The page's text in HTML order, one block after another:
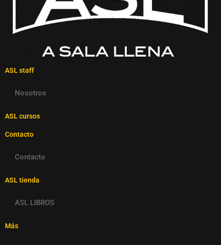
ASL staff
Nosotros
ASL cursos
Contacto
Contacto
ASL tienda
ASL LIBROS
Más